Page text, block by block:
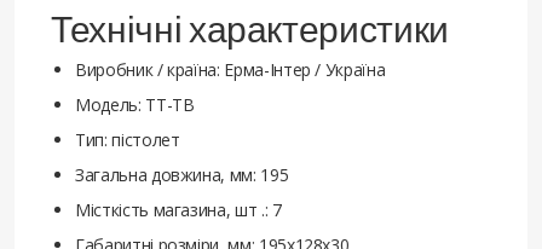
Технічні характеристики
Виробник / країна: Ерма-Інтер / Україна
Модель: ТТ-ТВ
Тип: пістолет
Загальна довжина, мм: 195
Місткість магазина, шт .: 7